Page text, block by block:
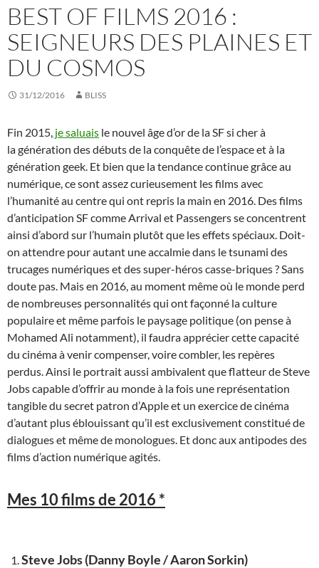
BEST OF FILMS 2016 :
SEIGNEURS DES PLAINES ET
DU COSMOS
31/12/2016 BLISS
Fin 2015, je saluais le nouvel âge d’or de la SF si cher à
la génération des débuts de la conquête de l’espace et à la
génération geek. Et bien que la tendance continue grâce au
numérique, ce sont assez curieusement les films avec
l’humanité au centre qui ont repris la main en 2016. Des films
d’anticipation SF comme Arrival et Passengers se concentrent
ainsi d’abord sur l’humain plutôt que les effets spéciaux. Doit-
on attendre pour autant une accalmie dans le tsunami des
trucages numériques et des super-héros casse-briques ? Sans
doute pas. Mais en 2016, au moment même où le monde perd
de nombreuses personnalités qui ont façonné la culture
populaire et même parfois le paysage politique (on pense à
Mohamed Ali notamment), il faudra apprécier cette capacité
du cinéma à venir compenser, voire combler, les repères
perdus. Ainsi le portrait aussi ambivalent que flatteur de Steve
Jobs capable d’offrir au monde à la fois une représentation
tangible du secret patron d’Apple et un exercice de cinéma
d’autant plus éblouissant qu’il est exclusivement constitué de
dialogues et même de monologues. Et donc aux antipodes des
films d’action numérique agités.
Mes 10 films de 2016 *
Steve Jobs (Danny Boyle / Aaron Sorkin)